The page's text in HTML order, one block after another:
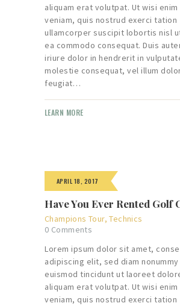
aliquam erat volutpat. Ut wisi enim
veniam, quis nostrud exerci tation
ullamcorper suscipit lobortis nisl
ea commodo consequat. Duis
iriure dolor in hendrerit in
molestie consequat, vel illum
feugiat…
LEARN MORE
APRIL 18, 2017
Have You Ever Rented Golf
Champions Tour,Technics
0 Comments
Lorem ipsum dolor sit amet,
adipiscing elit, sed diam nonummy
euismod tincidunt ut laoreet
aliquam erat volutpat. Ut wisi enim
veniam, quis nostrud exerci tation